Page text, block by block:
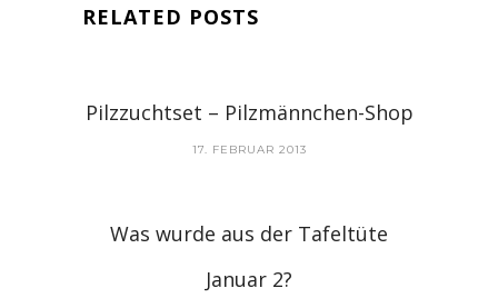
RELATED POSTS
Pilzzuchtset – Pilzmännchen-Shop
17. FEBRUAR 2013
Was wurde aus der Tafeltüte
Januar 2?